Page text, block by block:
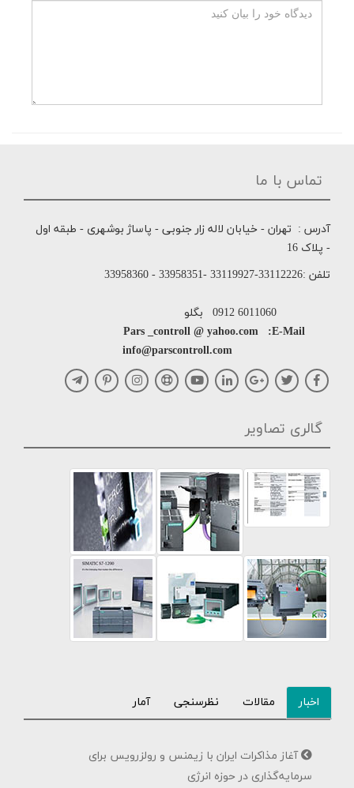
تماس با ما
آدرس : تهران - خیابان لاله زار جنوبی - پاساژ بوشهری - طبقه اول
- پلاک 16
تلفن :33112226-33119927 -33958351 - 33958360
Pars _controll @ yahoo.com :E-Mail
گالری تصاویر
اخبار مقالات نظرسنجی آمار
آغاز مذاکرات ایران با زیمنس و رولزرویس برای
سرمایه‌گذاری در حوزه انرژی